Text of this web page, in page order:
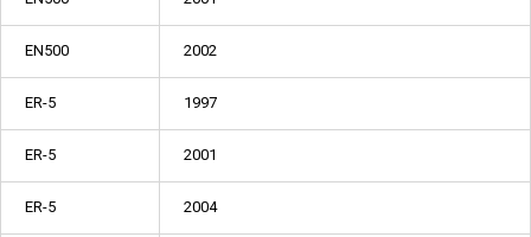
EN500 2002
ER-5 1997
ER-5 2001
ER-5 2004